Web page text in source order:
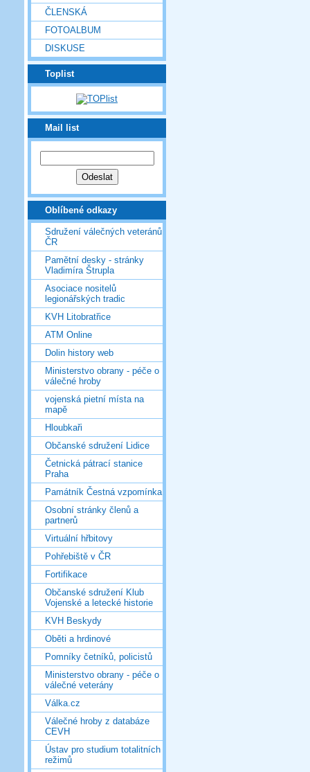
ČLENSKÁ
FOTOALBUM
DISKUSE
Toplist
Mail list
Oblíbené odkazy
Sdružení válečných veteránů
ČR
Pamětní desky - stránky
Vladimíra Štrupla
Asociace nositelů
legionářských tradic
KVH Litobratřice
ATM Online
Dolin history web
Ministerstvo obrany - péče o
válečné hroby
vojenská pietní místa na
mapě
Hloubkaři
Občanské sdružení Lidice
Četnická pátrací stanice
Praha
Památník Čestná vzpomínka
Osobní stránky členů a
partnerů
Virtuální hřbitovy
Pohřebiště v ČR
Fortifikace
Občanské sdružení Klub
Vojenské a letecké historie
KVH Beskydy
Oběti a hrdinové
Pomníky četníků, policistů
Ministerstvo obrany - péče o
válečné veterány
Válka.cz
Válečné hroby z databáze
CEVH
Ústav pro studium totalitních
režimů